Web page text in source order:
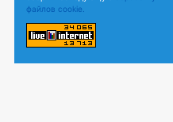
файлов cookie.